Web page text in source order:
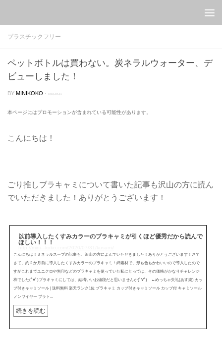
プラスチックフリー
ペットボトルは買わない。炭ネラルウォーター、デ
ビューしました！
BY MINIKOKO · 2020-07-31
本ページにはプロモーションが含まれている可能性があります。
こんにちは！
ごり推しブラキャミについて書いた記事も沢山の方に読ん
でいただきました！ありがとうございます！
以前導入したくすみカラーのブラキャミが引くほど優秀だから読んで
ほしい！！！
こんにちは！ミネラルスープの記事も、沢山の方によんでいただきました！ありがとうございます！さて
さて、約２か月前に導入したくすみカラーのブラキャミ！綿素材で、形も色もかわいいので導入したので
すがこれまでユニクロや無印などのブラキャミを使っていた私にとっては、その価格がかなりチャレンジ
枠でした(ﾟ∀ﾟ)ブラキャミにしては、結構いいお値段だと思いませんか(ﾟ∀ﾟ) ←めっちゃ失礼(あす楽) カッ
プ付きキャミソール | 送料無料 楽天ランク1位 ブラキャミ カップ付きキャミソール カップ付 キャミソール
ノンワイヤー ブラト...
続きを読む